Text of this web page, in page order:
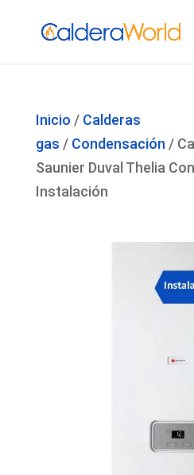
Inicio / Calderas
gas / Condensación /
Saunier Duval Thelia
Instalación